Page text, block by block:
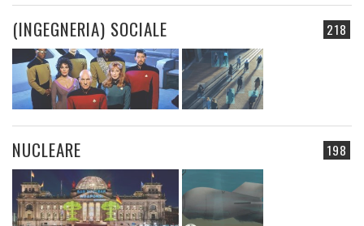
218
(INGEGNERIA) SOCIALE
198
NUCLEARE